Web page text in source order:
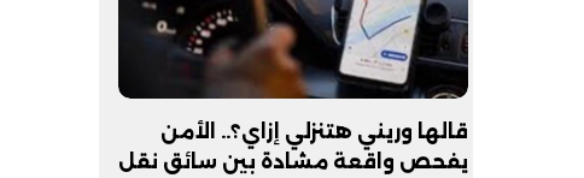
قالها وريني هتنزلي إزاي؟.. الأمن
يفحص واقعة مشادة بين سائق نقل